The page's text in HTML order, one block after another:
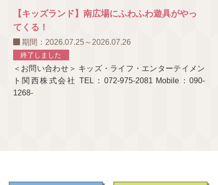
【キッズランド】南広場にふわふわ遊具がやっ
てくる！
期間：2026.07.25～2026.07.26
終了しました
＜お問い合わせ＞ キッズ・ライフ・エンターテイメン
ト関西株式会社 TEL：072-975-2081 Mobile：090-
1268-